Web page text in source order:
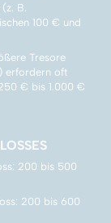
B.
100 € und
Tresore
erfordern oft
€ bis 1.000 €
200 bis 500
200 bis 600